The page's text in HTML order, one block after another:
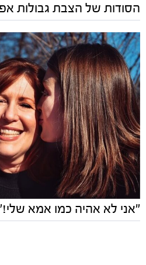
הסודות של הצבת גבולות
"אני לא אהיה כמו אמא